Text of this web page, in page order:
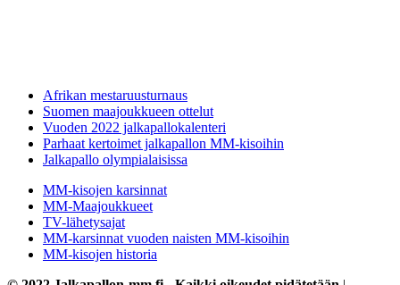
Afrikan mestaruusturnaus
Suomen maajoukkueen ottelut
Vuoden 2022 jalkapallokalenteri
Parhaat kertoimet jalkapallon MM-kisoihin
Jalkapallo olympialaisissa
MM-kisojen karsinnat
MM-Maajoukkueet
TV-lähetysajat
MM-karsinnat vuoden naisten MM-kisoihin
MM-kisojen historia